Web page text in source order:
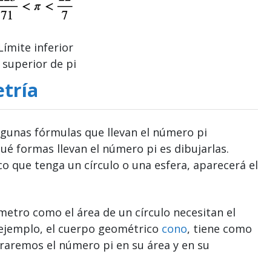
inferior
superior de pi
fórmulas que llevan el número pi
formas llevan el número pi es dibujarlas.
que tenga un círculo o una esfera, aparecerá el
como el área de un círculo necesitan el
el cuerpo geométrico cono, tiene como
el número pi en su área y en su